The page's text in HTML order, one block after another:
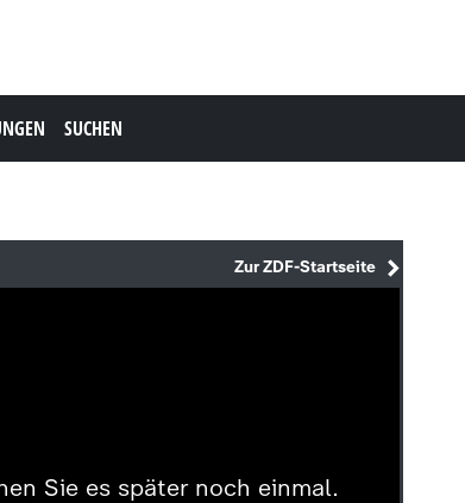
SUCHEN